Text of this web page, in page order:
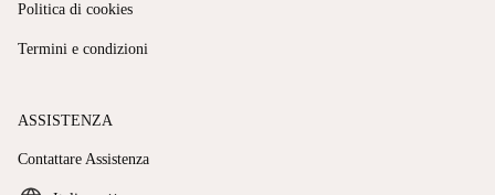
Politica di cookies
Termini e condizioni
ASSISTENZA
Contattare Assistenza